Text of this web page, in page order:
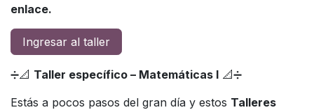
enlace.
Ingresar al taller
➗📐 Taller específico – Matemáticas I 📐➗
Estás a pocos pasos del gran día y estos Talleres